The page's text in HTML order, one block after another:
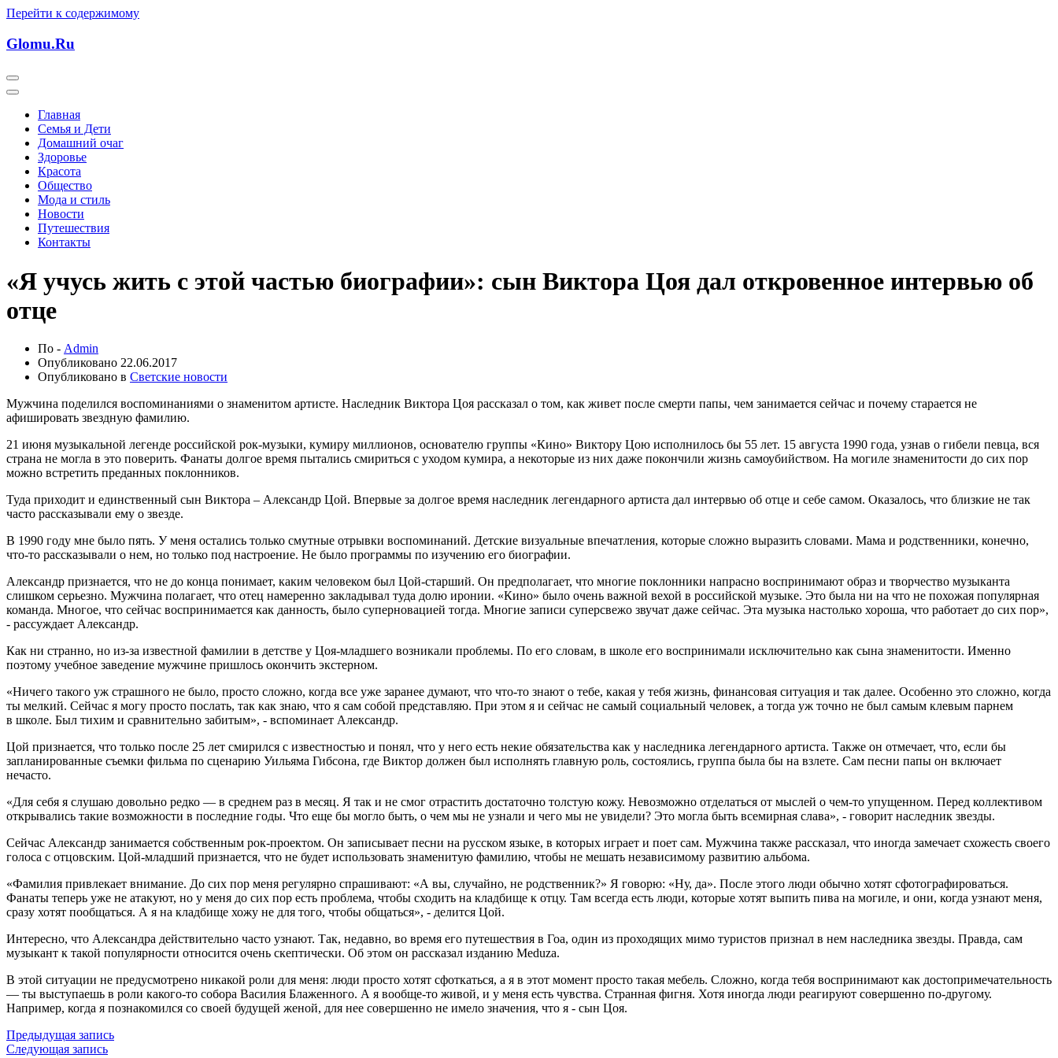
Перейти к содержимому
Glomu.Ru
Главная
Семья и Дети
Домашний очаг
Здоровье
Красота
Общество
Мода и стиль
Новости
Путешествия
Контакты
«Я учусь жить с этой частью биографии»: сын Виктора Цоя дал откровенное интервью об
отце
По - Admin
Опубликовано 22.06.2017
Опубликовано в Светские новости
Мужчина поделился воспоминаниями о знаменитом артисте. Наследник Виктора Цоя рассказал о том, как живет после смерти папы, чем занимается сейчас и почему старается не
афишировать звездную фамилию.
21 июня музыкальной легенде российской рок-музыки, кумиру миллионов, основателю группы «Кино» Виктору Цою исполнилось бы 55 лет. 15 августа 1990 года, узнав о гибели певца, вся
страна не могла в это поверить. Фанаты долгое время пытались смириться с уходом кумира, а некоторые из них даже покончили жизнь самоубийством. На могиле знаменитости до сих пор
можно встретить преданных поклонников.
Туда приходит и единственный сын Виктора – Александр Цой. Впервые за долгое время наследник легендарного артиста дал интервью об отце и себе самом. Оказалось, что близкие не так
часто рассказывали ему о звезде.
В 1990 году мне было пять. У меня остались только смутные отрывки воспоминаний. Детские визуальные впечатления, которые сложно выразить словами. Мама и родственники, конечно,
что-то рассказывали о нем, но только под настроение. Не было программы по изучению его биографии.
Александр признается, что не до конца понимает, каким человеком был Цой-старший. Он предполагает, что многие поклонники напрасно воспринимают образ и творчество музыканта
слишком серьезно. Мужчина полагает, что отец намеренно закладывал туда долю иронии. «Кино» было очень важной вехой в российской музыке. Это была ни на что не похожая популярная
команда. Многое, что сейчас воспринимается как данность, было суперновацией тогда. Многие записи суперсвежо звучат даже сейчас. Эта музыка настолько хороша, что работает до сих пор»,
- рассуждает Александр.
Как ни странно, но из-за известной фамилии в детстве у Цоя-младшего возникали проблемы. По его словам, в школе его воспринимали исключительно как сына знаменитости. Именно
поэтому учебное заведение мужчине пришлось окончить экстерном.
«Ничего такого уж страшного не было, просто сложно, когда все уже заранее думают, что что-то знают о тебе, какая у тебя жизнь, финансовая ситуация и так далее. Особенно это сложно, когда
ты мелкий. Сейчас я могу просто послать, так как знаю, что я сам собой представляю. При этом я и сейчас не самый социальный человек, а тогда уж точно не был самым клевым парнем
в школе. Был тихим и сравнительно забитым», - вспоминает Александр.
Цой признается, что только после 25 лет смирился с известностью и понял, что у него есть некие обязательства как у наследника легендарного артиста. Также он отмечает, что, если бы
запланированные съемки фильма по сценарию Уильяма Гибсона, где Виктор должен был исполнять главную роль, состоялись, группа была бы на взлете. Сам песни папы он включает
нечасто.
«Для себя я слушаю довольно редко — в среднем раз в месяц. Я так и не смог отрастить достаточно толстую кожу. Невозможно отделаться от мыслей о чем-то упущенном. Перед коллективом
открывались такие возможности в последние годы. Что еще бы могло быть, о чем мы не узнали и чего мы не увидели? Это могла быть всемирная слава», - говорит наследник звезды.
Сейчас Александр занимается собственным рок-проектом. Он записывает песни на русском языке, в которых играет и поет сам. Мужчина также рассказал, что иногда замечает схожесть своего
голоса с отцовским. Цой-младший признается, что не будет использовать знаменитую фамилию, чтобы не мешать независимому развитию альбома.
«Фамилия привлекает внимание. До сих пор меня регулярно спрашивают: «А вы, случайно, не родственник?» Я говорю: «Ну, да». После этого люди обычно хотят сфотографироваться.
Фанаты теперь уже не атакуют, но у меня до сих пор есть проблема, чтобы сходить на кладбище к отцу. Там всегда есть люди, которые хотят выпить пива на могиле, и они, когда узнают меня,
сразу хотят пообщаться. А я на кладбище хожу не для того, чтобы общаться», - делится Цой.
Интересно, что Александра действительно часто узнают. Так, недавно, во время его путешествия в Гоа, один из проходящих мимо туристов признал в нем наследника звезды. Правда, сам
музыкант к такой популярности относится очень скептически. Об этом он рассказал изданию Meduza.
В этой ситуации не предусмотрено никакой роли для меня: люди просто хотят сфоткаться, а я в этот момент просто такая мебель. Сложно, когда тебя воспринимают как достопримечательность
— ты выступаешь в роли какого-то собора Василия Блаженного. А я вообще-то живой, и у меня есть чувства. Странная фигня. Хотя иногда люди реагируют совершенно по-другому.
Например, когда я познакомился со своей будущей женой, для нее совершенно не имело значения, что я - сын Цоя.
Предыдущая запись
Следующая запись